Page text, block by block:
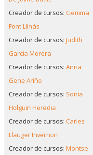
Creador de cursos: Gemma
Font Llinàs
Creador de cursos:Judith
Garcia Morera
Creador de cursos:Anna
Gene Ariño
Creador de cursos: Sonia
Holguin Heredia
Creador de cursos:Carles
Llauger Invernon
Creador de cursos:Montse